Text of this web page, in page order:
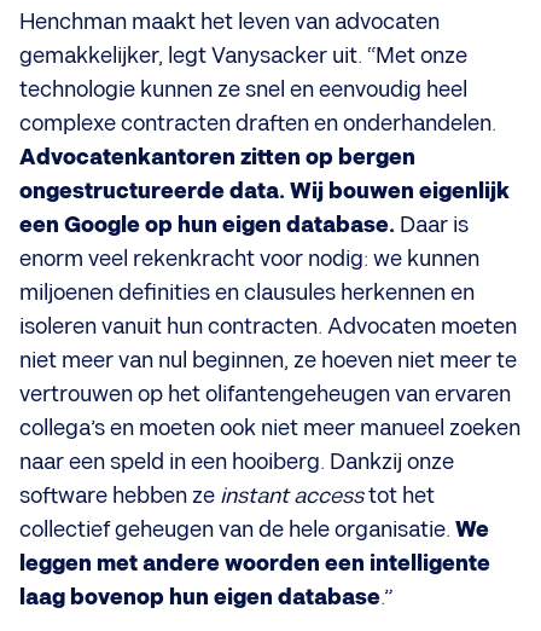
Henchman maakt het leven van advocaten
gemakkelijker, legt Vanysacker uit. “Met onze
technologie kunnen ze snel en eenvoudig heel
complexe contracten draften en onderhandelen.
Advocatenkantoren zitten op bergen
ongestructureerde data. Wij bouwen eigenlijk
een Google op hun eigen database. Daar is
enorm veel rekenkracht voor nodig: we kunnen
miljoenen definities en clausules herkennen en
isoleren vanuit hun contracten. Advocaten moeten
niet meer van nul beginnen, ze hoeven niet meer te
vertrouwen op het olifantengeheugen van ervaren
collega’s en moeten ook niet meer manueel zoeken
naar een speld in een hooiberg. Dankzij onze
software hebben ze instant accesstot het
collectief geheugen van de hele organisatie. We
leggen met andere woorden een intelligente
laag bovenop hun eigen database.”